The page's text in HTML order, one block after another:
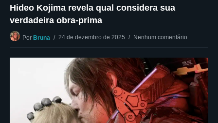
Hideo Kojima revela qual considera sua
verdadeira obra-prima
Por Bruna 24 de dezembro de 2025 Nenhum comentário